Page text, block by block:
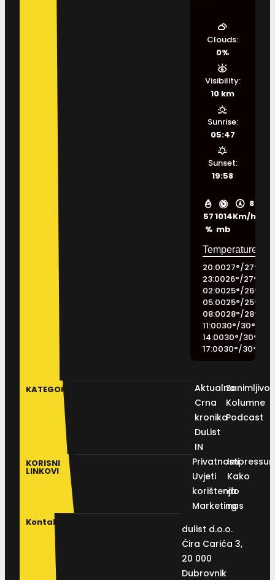
57
%
1014
mb
8
Km/h
Clouds:
0%
Visibility:
10 km
Sunrise:
05:47
Sunset:
19:58
20:0027°/27°
23:0026°/27°
02:0025°/26°
05:0025°/25°
08:0028°/28°
11:0030°/30°
14:0030°/30°
17:0030°/30°
KATEGORIJE
Aktualno
Crna
kronika
DuList
IN
Kolumne
Podcast
KORISNI
LINKOVI
Privatnosti
Uvjeti
korištenja
Marketing
Kako
do
nas
Kontakt
dulist d.o.o.
Ćira Carića 3,
20 000
Dubrovnik